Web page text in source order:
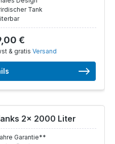
Tank
€
& gratis Versand
2x 2000 Liter
Garantie**